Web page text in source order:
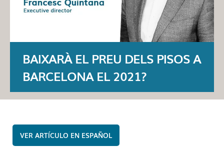
BAIXARÀ EL PREU DELS PISOS A
BARCELONA EL 2021?
ESPAÑOL